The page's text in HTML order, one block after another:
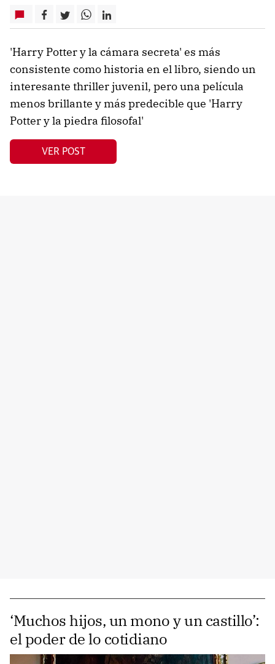
'Harry Potter y la cámara secreta' es más
consistente como historia en el libro, siendo un
interesante thriller juvenil, pero una película
menos brillante y más predecible que 'Harry
Potter y la piedra filosofal'
VER POST
‘Muchos hijos, un mono y un castillo’:
el poder de lo cotidiano